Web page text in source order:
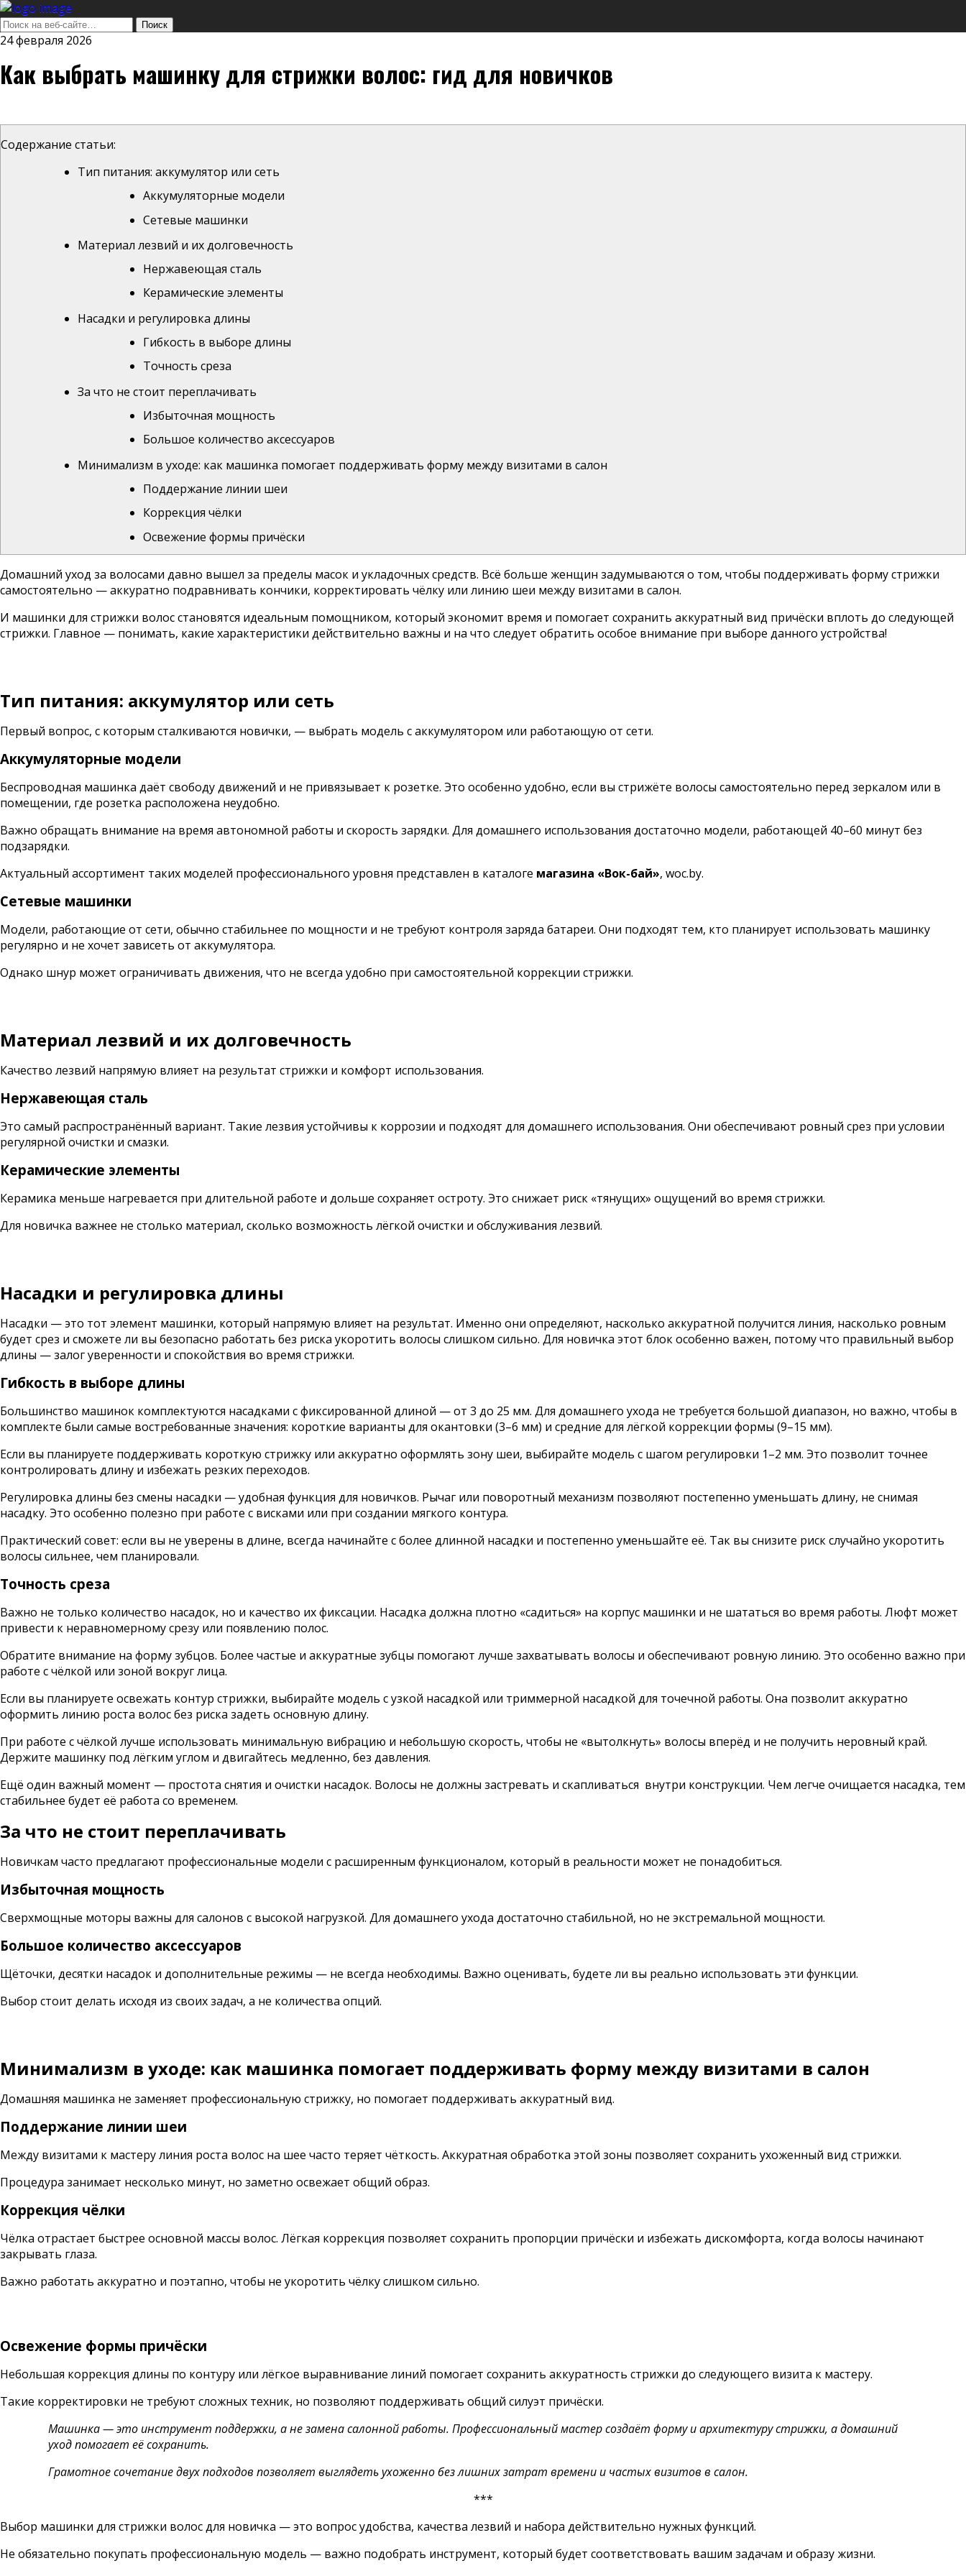
24 февраля 2026
Как выбрать машинку для стрижки волос: гид для новичков
Содержание статьи:
Тип питания: аккумулятор или сеть
Аккумуляторные модели
Сетевые машинки
Материал лезвий и их долговечность
Нержавеющая сталь
Керамические элементы
Насадки и регулировка длины
Гибкость в выборе длины
Точность среза
За что не стоит переплачивать
Избыточная мощность
Большое количество аксессуаров
Минимализм в уходе: как машинка помогает поддерживать форму между визитами в салон
Поддержание линии шеи
Коррекция чёлки
Освежение формы причёски
Домашний уход за волосами давно вышел за пределы масок и укладочных средств. Всё больше женщин задумываются о том, чтобы поддерживать форму стрижки
самостоятельно — аккуратно подравнивать кончики, корректировать чёлку или линию шеи между визитами в салон.
И машинки для стрижки волосстановятся идеальным помощником, который экономит время и помогает сохранить аккуратный вид причёски вплоть до следующей
стрижки. Главное — понимать, какие характеристики действительно важны и на что следует обратить особое внимание при выборе данного устройства!
Тип питания: аккумулятор или сеть
Первый вопрос, с которым сталкиваются новички, — выбрать модель с аккумулятором или работающую от сети.
Аккумуляторные модели
Беспроводная машинка даёт свободу движений и не привязывает к розетке. Это особенно удобно, если вы стрижёте волосы самостоятельно перед зеркалом или в
помещении, где розетка расположена неудобно.
Важно обращать внимание на время автономной работы и скорость зарядки. Для домашнего использования достаточно модели, работающей 40–60 минут без
подзарядки.
Актуальный ассортимент таких моделей профессионального уровня представлен в каталоге магазина «Вок-бай», woc.by.
Сетевые машинки
Модели, работающие от сети, обычно стабильнее по мощности и не требуют контроля заряда батареи. Они подходят тем, кто планирует использовать машинку
регулярно и не хочет зависеть от аккумулятора.
Однако шнур может ограничивать движения, что не всегда удобно при самостоятельной коррекции стрижки.
Материал лезвий и их долговечность
Качество лезвий напрямую влияет на результат стрижки и комфорт использования.
Нержавеющая сталь
Это самый распространённый вариант. Такие лезвия устойчивы к коррозии и подходят для домашнего использования. Они обеспечивают ровный срез при условии
регулярной очистки и смазки.
Керамические элементы
Керамика меньше нагревается при длительной работе и дольше сохраняет остроту. Это снижает риск «тянущих» ощущений во время стрижки.
Для новичка важнее не столько материал, сколько возможность лёгкой очистки и обслуживания лезвий.
Насадки и регулировка длины
Насадки — это тот элемент машинки, который напрямую влияет на результат. Именно они определяют, насколько аккуратной получится линия, насколько ровным
будет срез и сможете ли вы безопасно работать без риска укоротить волосы слишком сильно. Для новичка этот блок особенно важен, потому что правильный выбор
длины — залог уверенности и спокойствия во время стрижки.
Гибкость в выборе длины
Большинство машинок комплектуются насадками с фиксированной длиной — от 3 до 25 мм. Для домашнего ухода не требуется большой диапазон, но важно, чтобы в
комплекте были самые востребованные значения: короткие варианты для окантовки (3–6 мм) и средние для лёгкой коррекции формы (9–15 мм).
Если вы планируете поддерживать короткую стрижку или аккуратно оформлять зону шеи, выбирайте модель с шагом регулировки 1–2 мм. Это позволит точнее
контролировать длину и избежать резких переходов.
Регулировка длины без смены насадки — удобная функция для новичков. Рычаг или поворотный механизм позволяют постепенно уменьшать длину, не снимая
насадку. Это особенно полезно при работе с висками или при создании мягкого контура.
Практический совет: если вы не уверены в длине, всегда начинайте с более длинной насадки и постепенно уменьшайте её. Так вы снизите риск случайно укоротить
волосы сильнее, чем планировали.
Точность среза
Важно не только количество насадок, но и качество их фиксации. Насадка должна плотно «садиться» на корпус машинки и не шататься во время работы. Люфт может
привести к неравномерному срезу или появлению полос.
Обратите внимание на форму зубцов. Более частые и аккуратные зубцы помогают лучше захватывать волосы и обеспечивают ровную линию. Это особенно важно при
работе с чёлкой или зоной вокруг лица.
Если вы планируете освежать контур стрижки, выбирайте модель с узкой насадкой или триммерной насадкой для точечной работы. Она позволит аккуратно
оформить линию роста волос без риска задеть основную длину.
При работе с чёлкой лучше использовать минимальную вибрацию и небольшую скорость, чтобы не «вытолкнуть» волосы вперёд и не получить неровный край.
Держите машинку под лёгким углом и двигайтесь медленно, без давления.
Ещё один важный момент — простота снятия и очистки насадок. Волосы не должны застревать и скапливаться внутри конструкции. Чем легче очищается насадка, тем
стабильнее будет её работа со временем.
За что не стоит переплачивать
Новичкам часто предлагают профессиональные модели с расширенным функционалом, который в реальности может не понадобиться.
Избыточная мощность
Сверхмощные моторы важны для салонов с высокой нагрузкой. Для домашнего ухода достаточно стабильной, но не экстремальной мощности.
Большое количество аксессуаров
Щёточки, десятки насадок и дополнительные режимы — не всегда необходимы. Важно оценивать, будете ли вы реально использовать эти функции.
Выбор стоит делать исходя из своих задач, а не количества опций.
Минимализм в уходе: как машинка помогает поддерживать форму между визитами в салон
Домашняя машинка не заменяет профессиональную стрижку, но помогает поддерживать аккуратный вид.
Поддержание линии шеи
Между визитами к мастеру линия роста волос на шее часто теряет чёткость. Аккуратная обработка этой зоны позволяет сохранить ухоженный вид стрижки.
Процедура занимает несколько минут, но заметно освежает общий образ.
Коррекция чёлки
Чёлка отрастает быстрее основной массы волос. Лёгкая коррекция позволяет сохранить пропорции причёски и избежать дискомфорта, когда волосы начинают
закрывать глаза.
Важно работать аккуратно и поэтапно, чтобы не укоротить чёлку слишком сильно.
Освежение формы причёски
Небольшая коррекция длины по контуру или лёгкое выравнивание линий помогает сохранить аккуратность стрижки до следующего визита к мастеру.
Такие корректировки не требуют сложных техник, но позволяют поддерживать общий силуэт причёски.
Машинка — это инструмент поддержки, а не замена салонной работы. Профессиональный мастер создаёт форму и архитектуру стрижки, а домашний
уход помогает её сохранить.
Грамотное сочетание двух подходов позволяет выглядеть ухоженно без лишних затрат времени и частых визитов в салон.
***
Выбор машинки для стрижки волос для новичка — это вопрос удобства, качества лезвий и набора действительно нужных функций.
Не обязательно покупать профессиональную модель — важно подобрать инструмент, который будет соответствовать вашим задачам и образу жизни.